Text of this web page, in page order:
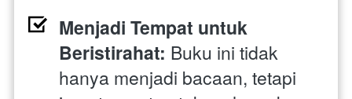
Menjadi Tempat untuk
Beristirahat: Buku ini tidak
hanya menjadi bacaan, tetapi